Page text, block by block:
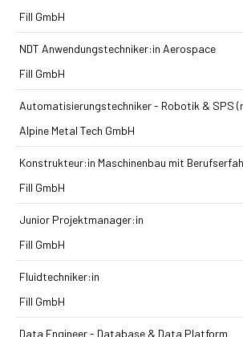
Fill GmbH
NDT Anwendungstechniker:in Aerospace
Fill GmbH
Automatisierungstechniker - Robotik & SPS
Alpine Metal Tech GmbH
Konstrukteur:in Maschinenbau mit
Fill GmbH
Junior Projektmanager:in
Fill GmbH
Fluidtechniker:in
Fill GmbH
Data Engineer - Database & Data Platform